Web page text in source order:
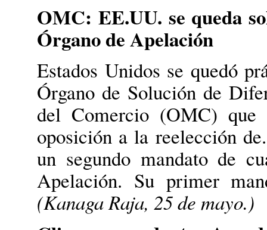
OMC: EE.UU. se queda
Órgano de Apelación
Estados Unidos se quedó
Órgano de Solución de
del Comercio (OMC)
oposición a la reelección
un segundo mandato de
Apelación. Su primer
(Kanaga Raja, 25 de mayo.)